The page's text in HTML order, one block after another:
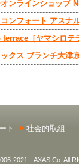
ンラインショップ
ンフォート アスナ
［ヤマシロテ
クス ブランチ大津
ト
社会的取組
2021 AXAS Co. All